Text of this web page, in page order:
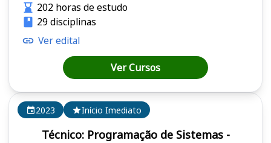
2023 Início Imediato
Técnico: Programação de Sistemas -
202 horas de estudo
29 disciplinas
Ver edital
Ver Cursos